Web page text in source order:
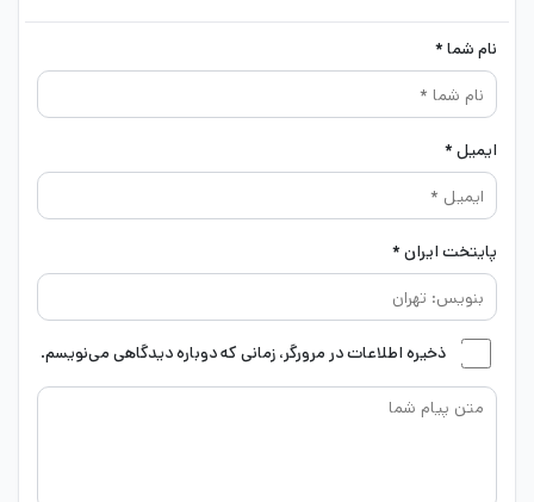
نام شما *
ایمیل *
پایتخت ایران *
ذخیره اطلاعات در مرورگر، زمانی که دوباره دیدگاهی می‌نویسم.